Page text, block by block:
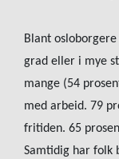
Blant
grad eller i mye
mange (54
med arbeid. 79
fritiden. 65
Samtidig har folk